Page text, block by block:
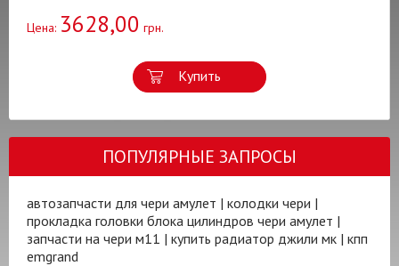
Цена: 3628,00 грн.
Купить
ПОПУЛЯРНЫЕ ЗАПРОСЫ
автозапчасти для чери амулет | колодки чери |
прокладка головки блока цилиндров чери амулет |
запчасти на чери м11 | купить радиатор джили мк | кпп
emgrand